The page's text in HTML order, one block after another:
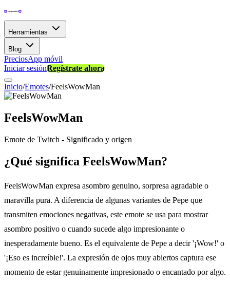
Herramientas
Blog
PreciosApp móvil
Iniciar sesiónRegístrate ahora
Inicio/Emotes/FeelsWowMan
FeelsWowMan
Emote de Twitch - Significado y origen
¿Qué significa FeelsWowMan?
FeelsWowMan expresa asombro genuino, sorpresa agradable o
maravilla pura. A diferencia de algunas variantes de Pepe que
transmiten emociones negativas, este emote se usa para mostrar
asombro positivo o cuando sucede algo impresionante o
inesperadamente bueno. Es el equivalente de Pepe a decir '¡Wow!' o
'¡Eso es increíble!'. La expresión de ojos muy abiertos captura ese
momento de estar genuinamente impresionado o encantado por algo.